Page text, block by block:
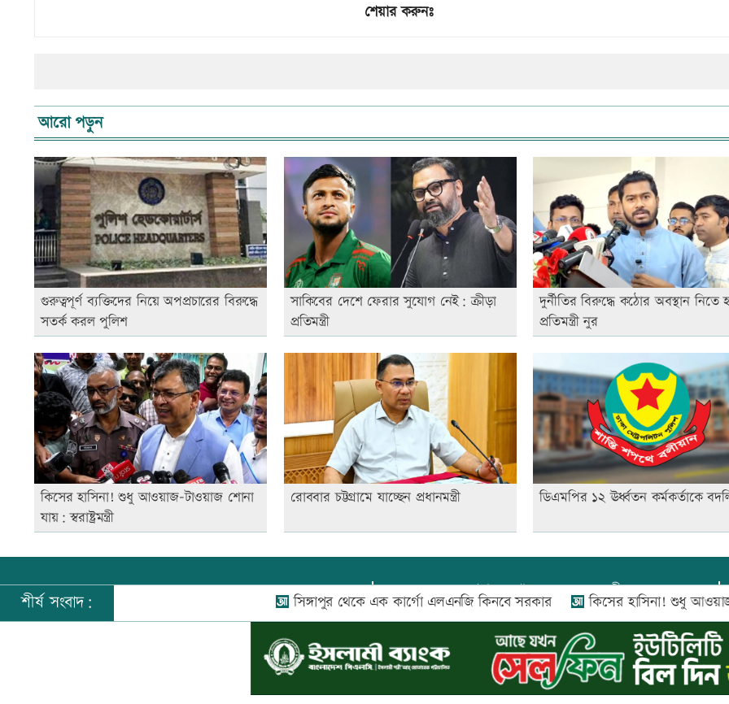
শেয়ার করুনঃ
আরো পড়ুন
গুরুত্বপূর্ণ ব্যক্তিদের নিয়ে অপপ্রচারের বিরুদ্ধে
সতর্ক করল পুলিশ
সাকিবের দেশে ফেরার সুযোগ নেই: ক্রীড়া
প্রতিমন্ত্রী
দুর্নীতির বিরুদ্ধে কঠোর অবস্থান নিতে
প্রতিমন্ত্রী নুর
কিসের হাসিনা! শুধু আওয়াজ-টাওয়াজ শোনা
যায়: স্বরাষ্ট্রমন্ত্রী
রোববার চট্টগ্রামে যাচ্ছেন প্রধানমন্ত্রী ডিএমপির ১২ ঊর্ধ্বতন কর্মকর্তাকে
প্রধান সম্পাদক:আফজাল বারী
প্রোমিতা আফরিন কর্তৃক সম্পাদিত ও প্রকাশিত
সি-৫০১, ৬ষ্ঠতলা, আল রাজী কমপ্লেক্স, ১৬৬-১৬৭
শহীদ সৈয়দ নজরুল ইসলাম সরণি, পুরানা পল্টন, ঢাকা-১০০০
শীর্ষ সংবাদ: সিঙ্গাপুর থেকে এক কার্গো এলএনজি কিনবে সরকার কিসের হাসিনা! শুধু আওয়াজ-টাওয়াজ